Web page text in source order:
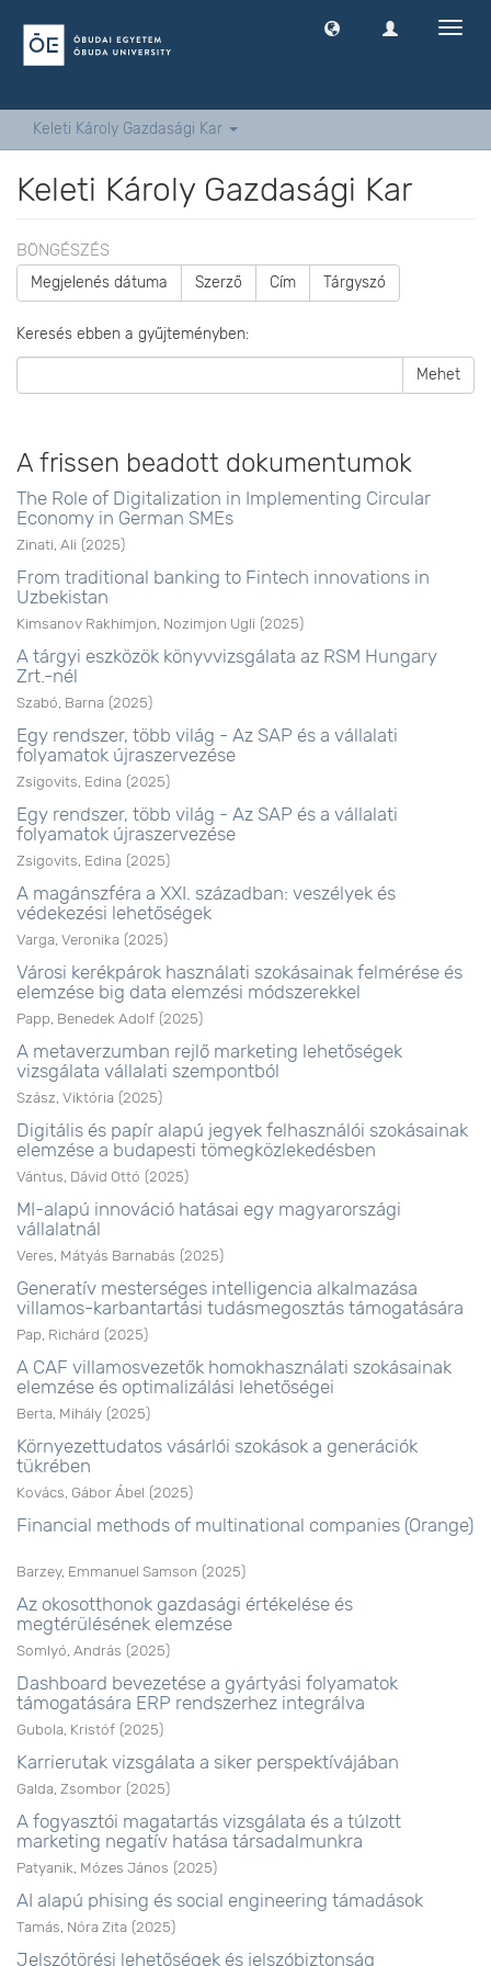
Keleti Károly Gazdasági Kar
Keleti Károly Gazdasági Kar
BÖNGÉSZÉS
Megjelenés dátuma Szerző Cím Tárgyszó
Keresés ebben a gyűjteményben:
Mehet
A frissen beadott dokumentumok
The Role of Digitalization in Implementing Circular
Economy in German SMEs
Zinati, Ali (2025)
From traditional banking to Fintech innovations in
Uzbekistan
Kimsanov Rakhimjon, Nozimjon Ugli (2025)
A tárgyi eszközök könyvvizsgálata az RSM Hungary
Zrt.-nél
Szabó, Barna (2025)
Egy rendszer, több világ - Az SAP és a vállalati
folyamatok újraszervezése
Zsigovits, Edina (2025)
Egy rendszer, több világ - Az SAP és a vállalati
folyamatok újraszervezése
Zsigovits, Edina (2025)
A magánszféra a XXI. században: veszélyek és
védekezési lehetőségek
Varga, Veronika (2025)
Városi kerékpárok használati szokásainak felmérése és
elemzése big data elemzési módszerekkel
Papp, Benedek Adolf (2025)
A metaverzumban rejlő marketing lehetőségek
vizsgálata vállalati szempontból
Szász, Viktória (2025)
Digitális és papír alapú jegyek felhasználói szokásainak
elemzése a budapesti tömegközlekedésben
Vántus, Dávid Ottó (2025)
MI-alapú innováció hatásai egy magyarországi
vállalatnál
Veres, Mátyás Barnabás (2025)
Generatív mesterséges intelligencia alkalmazása
villamos-karbantartási tudásmegosztás támogatására
Pap, Richárd (2025)
A CAF villamosvezetők homokhasználati szokásainak
elemzése és optimalizálási lehetőségei
Berta, Mihály (2025)
Környezettudatos vásárlói szokások a generációk
tükrében
Kovács, Gábor Ábel (2025)
Financial methods of multinational companies (Orange)
Barzey, Emmanuel Samson (2025)
Az okosotthonok gazdasági értékelése és
megtérülésének elemzése
Somlyó, András (2025)
Dashboard bevezetése a gyártyási folyamatok
támogatására ERP rendszerhez integrálva
Gubola, Kristóf (2025)
Karrierutak vizsgálata a siker perspektívájában
Galda, Zsombor (2025)
A fogyasztói magatartás vizsgálata és a túlzott
marketing negatív hatása társadalmunkra
Patyanik, Mózes János (2025)
AI alapú phising és social engineering támadások
Tamás, Nóra Zita (2025)
Jelszótörési lehetőségek és jelszóbiztonság